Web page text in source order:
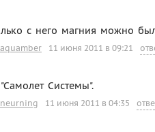
с него магния можно
aquamber 11 июня 2011 в 09:21
Системы".
neurning 11 июня 2011 в 04:35